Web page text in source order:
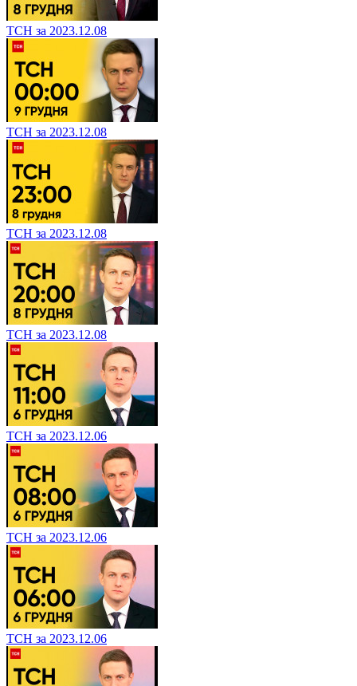
ТСН за 2023.12.08
ТСН за 2023.12.08
ТСН за 2023.12.08
ТСН за 2023.12.08
ТСН за 2023.12.06
ТСН за 2023.12.06
ТСН за 2023.12.06